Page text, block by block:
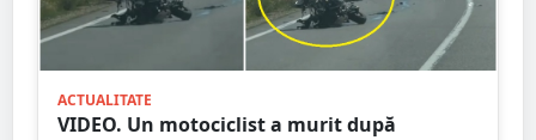
ACTUALITATE
VIDEO. Un motociclist a murit după